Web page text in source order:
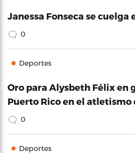
Janessa Fonseca se cuelga
0
Deportes
Oro para Alysbeth Félix en
Puerto Rico en el atletismo
0
Deportes